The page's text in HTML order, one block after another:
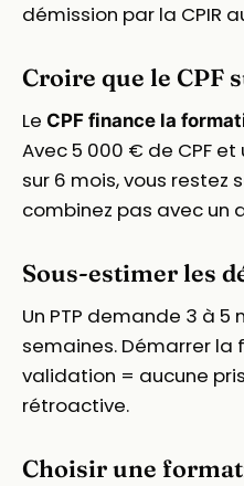
démission par la CPIR
Croire que le CPF
Le CPF finance la
Avec 5 000 € de CPF
sur 6 mois, vous restez
combinez pas avec un
Sous-estimer les
Un PTP demande 3 à 5
semaines. Démarrer
validation = aucune
rétroactive.
Choisir une